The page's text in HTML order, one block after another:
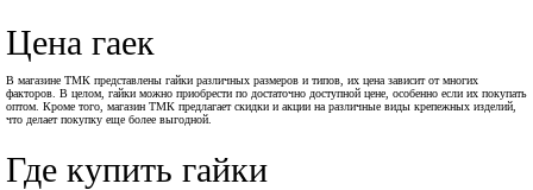
Цена гаек
В магазине ТМК представлены гайки различных размеров и типов, их цена зависит от многих
факторов. В целом, гайки можно приобрести по достаточно доступной цене, особенно если их покупать
оптом. Кроме того, магазин ТМК предлагает скидки и акции на различные виды крепежных изделий,
что делает покупку еще более выгодной.
Где купить гайки